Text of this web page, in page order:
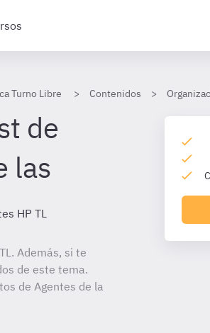
Turno Libre Contenidos
de
las
HP TL
Además, si te
de este tema.
de Agentes de la